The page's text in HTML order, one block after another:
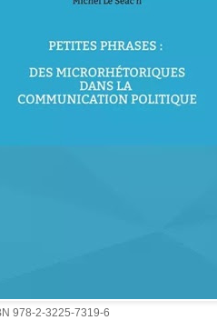
978-2-3225-7319-6